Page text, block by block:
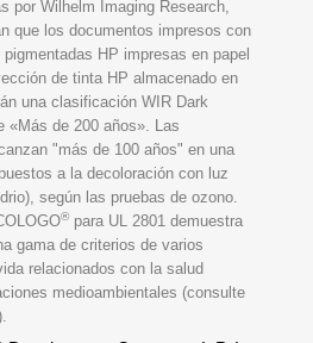
por Wilhelm Imaging Research,
que los documentos impresos con
HP impresas en papel
de tinta HP almacenado en
una clasificación WIR Dark
«Más de 200 años». Las
"más de 100 años" en una
a la decoloración con luz
según las pruebas de ozono.
®para UL 2801 demuestra
gama de criterios de varios
relacionados con la salud
medioambientales (consulte